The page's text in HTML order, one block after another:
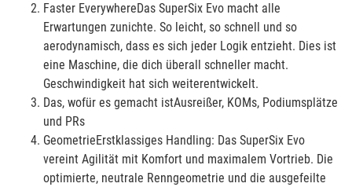
Faster EverywhereDas SuperSix Evo macht alle
Erwartungen zunichte. So leicht, so schnell und so
aerodynamisch, dass es sich jeder Logik entzieht. Dies ist
eine Maschine, die dich überall schneller macht.
Geschwindigkeit hat sich weiterentwickelt.
Das, wofür es gemacht istAusreißer, KOMs, Podiumsplätze
und PRs
GeometrieErstklassiges Handling: Das SuperSix Evo
vereint Agilität mit Komfort und maximalem Vortrieb. Die
optimierte, neutrale Renngeometrie und die ausgefeilte